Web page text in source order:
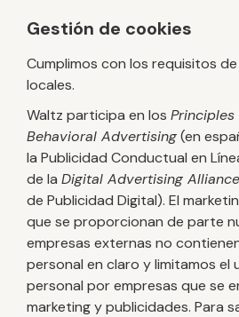
Gestión de cookies
Cumplimos con los requisitos
locales.
Waltz participa en los
Behavioral Advertising(en
la Publicidad Conductual en
de la Digital Advertising Alliance
de Publicidad Digital). El
que se proporcionan de parte
empresas externas no
personal en claro y limitamos el
personal por empresas que se
marketing y publicidades. Para